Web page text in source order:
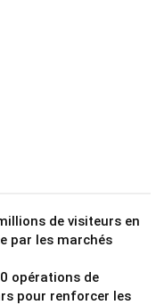
de visiteurs en
par les marchés
opérations de
pour renforcer les